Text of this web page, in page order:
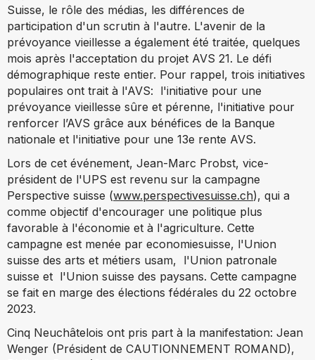
Suisse, le rôle des médias, les différences de
participation d'un scrutin à l'autre. L'avenir de la
prévoyance vieillesse a également été traitée, quelques
mois après l'acceptation du projet AVS 21. Le défi
démographique reste entier. Pour rappel, trois initiatives
populaires ont trait à l'AVS: l'initiative pour une
prévoyance vieillesse sûre et pérenne, l'initiative pour
renforcer l’AVS grâce aux bénéfices de la Banque
nationale et l'initiative pour une 13e rente AVS.
Lors de cet événement, Jean-Marc Probst, vice-
président de l'UPS est revenu sur la campagne
Perspective suisse (www.perspectivesuisse.ch), qui a
comme objectif d'encourager une politique plus
favorable à l'économie et à l'agriculture. Cette
campagne est menée par economiesuisse, l'Union
suisse des arts et métiers usam, l'Union patronale
suisse et l'Union suisse des paysans. Cette campagne
se fait en marge des élections fédérales du 22 octobre
2023.
Cinq Neuchâtelois ont pris part à la manifestation: Jean
Wenger (Président de CAUTIONNEMENT ROMAND),